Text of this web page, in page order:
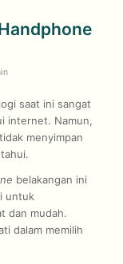
saat ini sangat
internet. Namun,
menyimpan
belakangan ini
untuk
dan mudah.
dalam memilih